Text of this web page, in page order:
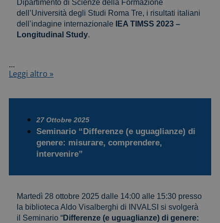
Dipartimento di Scienze della Formazione
dell’Università degli Studi Roma Tre, i risultati italiani
dell’indagine internazionale
IEA TIMSS 2023 –
Longitudinal Study.
…
Presentazione
dell’indagine
TIMSS
Longitudinal
Leggi altro »
27 Ottobre 2025
Seminario “Differenze (e uguaglianze) di
genere: misurare, comprendere,
intervenire”
Martedì 28 ottobre 2025 dalle 14:00 alle 15:30 presso
la biblioteca Aldo Visalberghi di INVALSI si svolgerà
il Seminario “Differenze (e uguaglianze) di genere: